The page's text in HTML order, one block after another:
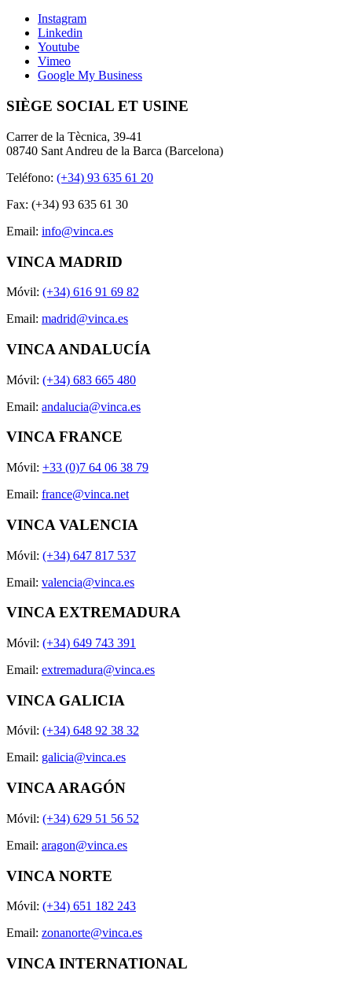
Instagram
Linkedin
Youtube
Vimeo
Google My Business
SIÈGE SOCIAL ET USINE
Carrer de la Tècnica, 39-41
08740 Sant Andreu de la Barca (Barcelona)
Teléfono: (+34) 93 635 61 20
Fax: (+34) 93 635 61 30
Email: info@vinca.es
VINCA MADRID
Móvil: (+34) 616 91 69 82
Email: madrid@vinca.es
VINCA ANDALUCÍA
Móvil: (+34) 683 665 480
Email: andalucia@vinca.es
VINCA FRANCE
Móvil: +33 (0)7 64 06 38 79
Email: france@vinca.net
VINCA VALENCIA
Móvil: (+34) 647 817 537
Email: valencia@vinca.es
VINCA EXTREMADURA
Móvil: (+34) 649 743 391
Email: extremadura@vinca.es
VINCA GALICIA
Móvil: (+34) 648 92 38 32
Email: galicia@vinca.es
VINCA ARAGÓN
Móvil: (+34) 629 51 56 52
Email: aragon@vinca.es
VINCA NORTE
Móvil: (+34) 651 182 243
Email: zonanorte@vinca.es
VINCA INTERNATIONAL